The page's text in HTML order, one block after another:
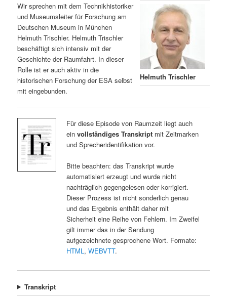
Helmuth Trischler
Wir sprechen mit dem Technikhistoriker
und Museumsleiter für Forschung am
Deutschen Museum in München
Helmuth Trischler. Helmuth Trischler
beschäftigt sich intensiv mit der
Geschichte der Raumfahrt. In dieser
Rolle ist er auch aktiv in die
historischen Forschung der ESA selbst
mit eingebunden.
Für diese Episode von Raumzeit liegt auch
ein vollständiges Transkriptmit Zeitmarken
und Sprecheridentifikation vor.
Bitte beachten: das Transkript wurde
automatisiert erzeugt und wurde nicht
nachträglich gegengelesen oder korrigiert.
Dieser Prozess ist nicht sonderlich genau
und das Ergebnis enthält daher mit
Sicherheit eine Reihe von Fehlern. Im Zweifel
gilt immer das in der Sendung
aufgezeichnete gesprochene Wort. Formate:
HTML, WEBVTT.
Transkript